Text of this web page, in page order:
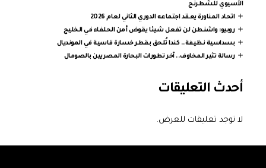
الآسيوي للشطرنج
اتحاد المناورة يعقد اجتماعه الدوري الثاني لعام 2026
روبيو: واشنطن لن تفعل شيئا يقوض أمن الحلفاء في الخليج
بسداسية نظيفة.. كندا تُلحق بقطر خسارة قاسية في المونديال
رسالة تثير المخاوف.. آخر تطورات البحارة المصريين بالصومال
أحدث التعليقات
لا توجد تعليقات للعرض.